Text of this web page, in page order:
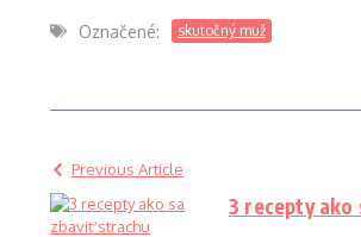
Označené: skutočný muž
Previous Article
3 recepty ako